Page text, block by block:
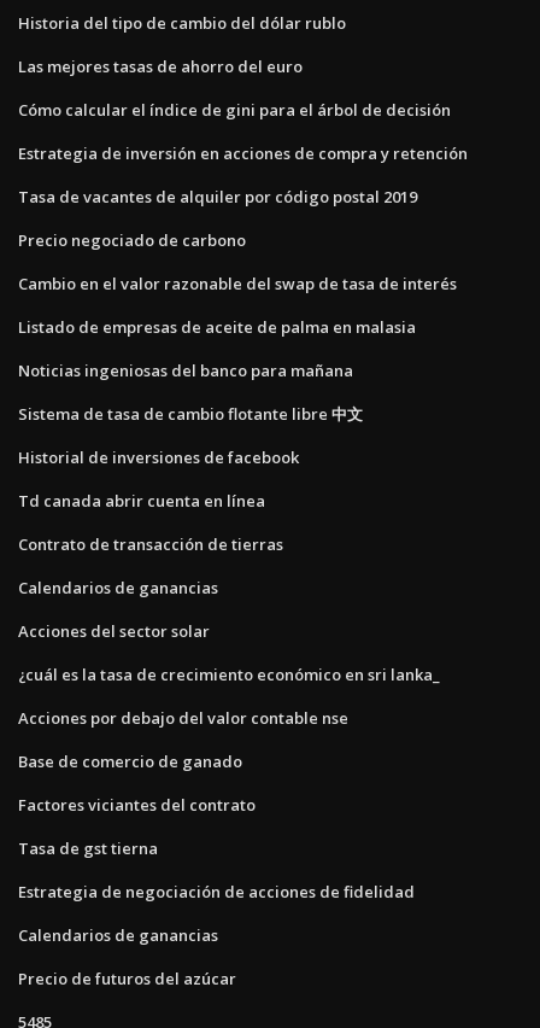
Historia del tipo de cambio del dólar rublo
Las mejores tasas de ahorro del euro
Cómo calcular el índice de gini para el árbol de decisión
Estrategia de inversión en acciones de compra y retención
Tasa de vacantes de alquiler por código postal 2019
Precio negociado de carbono
Cambio en el valor razonable del swap de tasa de interés
Listado de empresas de aceite de palma en malasia
Noticias ingeniosas del banco para mañana
Sistema de tasa de cambio flotante libre 中文
Historial de inversiones de facebook
Td canada abrir cuenta en línea
Contrato de transacción de tierras
Calendarios de ganancias
Acciones del sector solar
¿cuál es la tasa de crecimiento económico en sri lanka_
Acciones por debajo del valor contable nse
Base de comercio de ganado
Factores viciantes del contrato
Tasa de gst tierna
Estrategia de negociación de acciones de fidelidad
Calendarios de ganancias
Precio de futuros del azúcar
5485